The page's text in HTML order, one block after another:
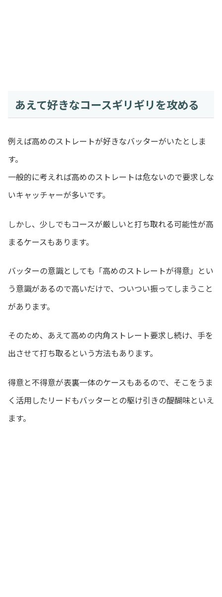
あえて好きなコースギリギリを攻める
例えば高めのストレートが好きなバッターがいたとしま
す。
一般的に考えれば高めのストレートは危ないので要求しな
いキャッチャーが多いです。
しかし、少しでもコースが厳しいと打ち取れる可能性が高
まるケースもあります。
バッターの意識としても「高めのストレートが得意」とい
う意識があるので高いだけで、ついつい振ってしまうこと
があります。
そのため、あえて高めの内角ストレート要求し続け、手を
出させて打ち取るという方法もあります。
得意と不得意が表裏一体のケースもあるので、そこをうま
く活用したリードもバッターとの駆け引きの醍醐味といえ
ます。